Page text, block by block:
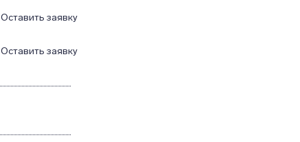
Оставить заявку
Оставить заявку